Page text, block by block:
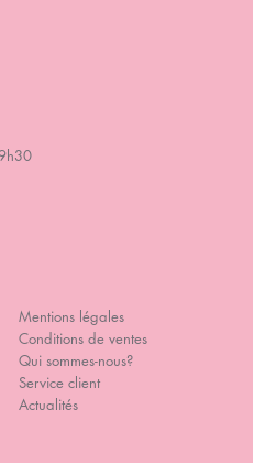
Mentions légales
Conditions de ventes
Qui sommes-nous?
Service client
Actualités